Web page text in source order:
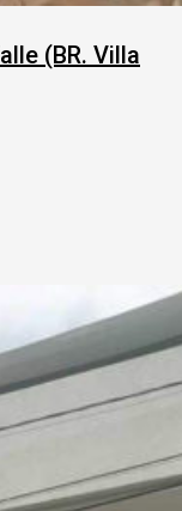
(BR. Villa